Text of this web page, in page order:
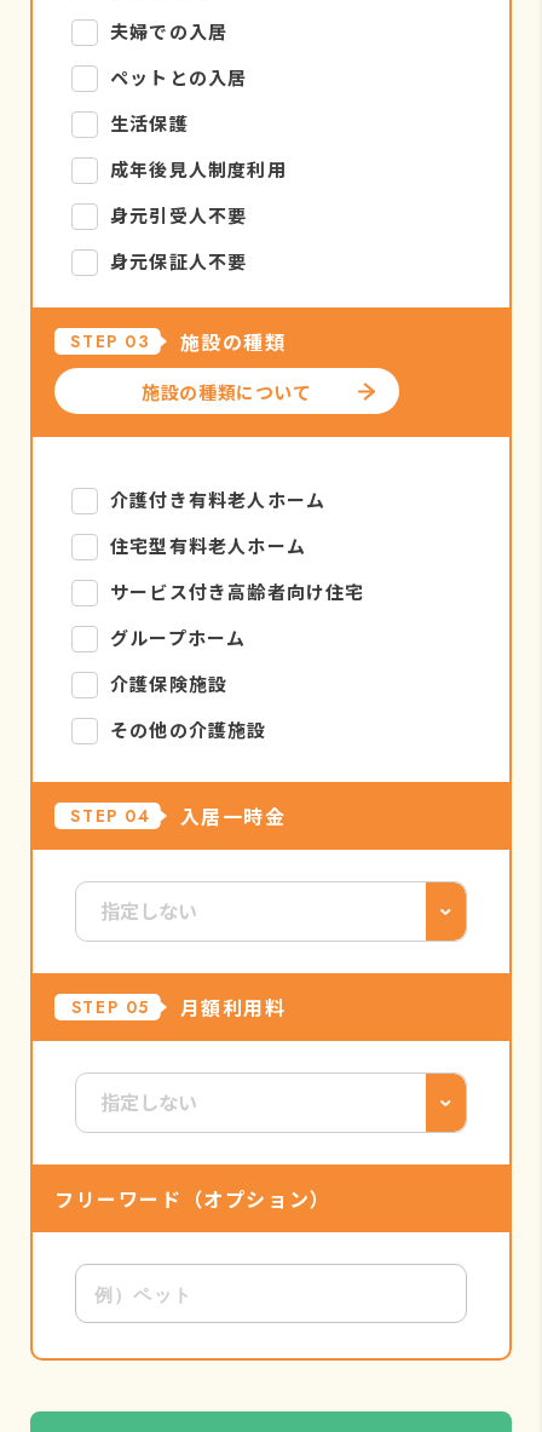
夫婦での入居
ペットとの入居
生活保護
成年後見人制度利用
身元引受人不要
身元保証人不要
STEP 03 施設の種類
施設の種類について
介護付き有料老人ホーム
住宅型有料老人ホーム
サービス付き高齢者向け住宅
グループホーム
介護保険施設
その他の介護施設
STEP 04 入居一時金
STEP 05 月額利用料
フリーワード （オプション）